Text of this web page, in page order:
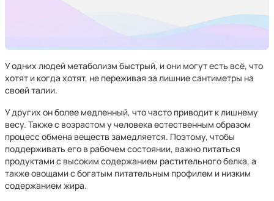
У одних людей метаболизм быстрый, и они могут есть всё, что
хотят и когда хотят, не переживая за лишние сантиметры на
своей талии.
У других он более медленный, что часто приводит к лишнему
весу. Также с возрастом у человека естественным образом
процесс обмена веществ замедляется. Поэтому, чтобы
поддерживать его в рабочем состоянии, важно питаться
продуктами с высоким содержанием растительного белка, а
также овощами с богатым питательным профилем и низким
содержанием жира.